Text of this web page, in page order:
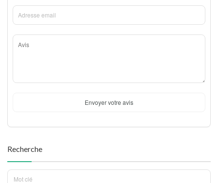
Envoyer votre avis
Recherche